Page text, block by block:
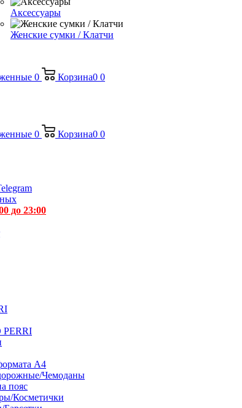
Аксессуары
Женские сумки / Клатчи
0 Корзина0 0
0 Корзина0 0
до 23:00
PERRI
А4
Чемоданы
пояс
Косметички